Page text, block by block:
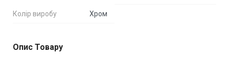
Колір виробу Хром
Опис Товару